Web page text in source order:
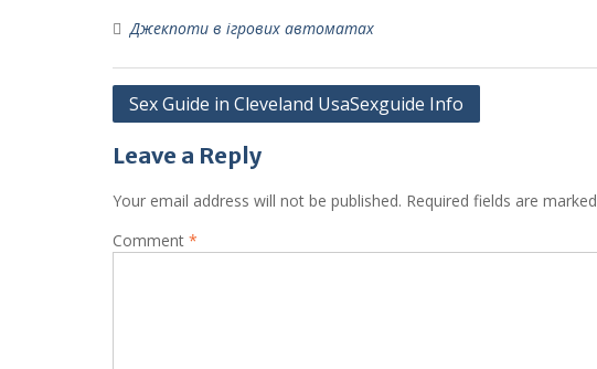
Джекпоти в ігрових автоматах
Post
Sex Guide in Cleveland UsaSexguide Info
Leave a Reply
Your email address will not be published. Required fields are marked
Comment *